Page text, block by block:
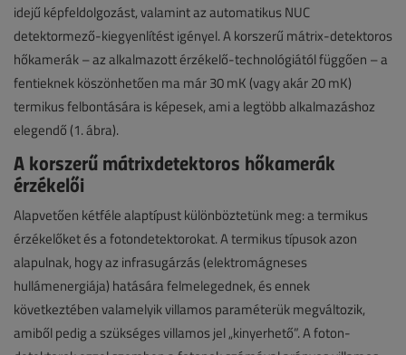
idejű képfeldolgozást, valamint az automatikus NUC
detektormező-kiegyenlítést igényel. A korszerű mátrix-detektoros
hőkamerák – az alkalmazott érzékelő-technológiától függően – a
fentieknek köszönhetően ma már 30 mK (vagy akár 20 mK)
termikus felbontására is képesek, ami a legtöbb alkalmazáshoz
elegendő (1. ábra).
A korszerű mátrixdetektoros hőkamerák
érzékelői
Alapvetően kétféle alaptípust különböztetünk meg: a termikus
érzékelőket és a fotondetektorokat. A termikus típusok azon
alapulnak, hogy az infrasugárzás (elektromágneses
hullámenergiája) hatására felmelegednek, és ennek
következtében valamelyik villamos paraméterük megváltozik,
amiből pedig a szükséges villamos jel „kinyerhető”. A foton-